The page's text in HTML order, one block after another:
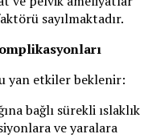
sayılmaktadır.
yan etkiler beklenir:
bağlı sürekli ıslaklık
ve yaralara